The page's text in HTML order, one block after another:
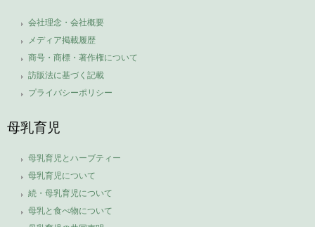
会社理念・会社概要
メディア掲載履歴
商号・商標・著作権について
訪販法に基づく記載
プライバシーポリシー
母乳育児
母乳育児とハーブティー
母乳育児について
続・母乳育児について
母乳と食べ物について